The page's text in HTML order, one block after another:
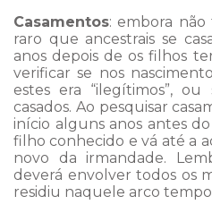
Casamentos: embora não
raro que ancestrais se
anos depois de os filhos
verificar se nos
estes era “ilegítimos”,
casados. Ao pesquisar
início alguns anos antes
filho conhecido e vá até a
novo da irmandade.
deverá envolver todos os
residiu naquele arco